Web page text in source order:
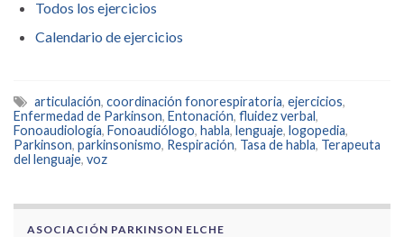
Todos los ejercicios
Calendario de ejercicios
articulación, coordinación fonorespiratoria, ejercicios,
Enfermedad de Parkinson, Entonación, fluidez verbal,
Fonoaudiología, Fonoaudiólogo, habla, lenguaje, logopedia,
Parkinson, parkinsonismo, Respiración, Tasa de habla, Terapeuta
del lenguaje, voz
ASOCIACIÓN PARKINSON ELCHE